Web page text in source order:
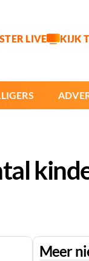
LIVE KIJK
Meer